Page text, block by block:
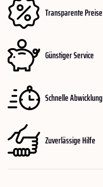
Transparente Preise
Günstiger Service
Schnelle Abwicklung
Zuverlässige Hilfe